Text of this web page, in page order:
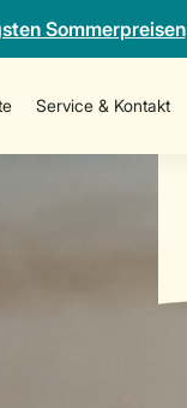
Sommerpreisen
Service & Kontakt